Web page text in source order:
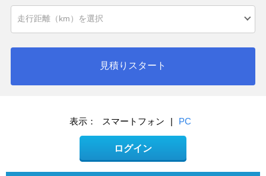
見積りスタート
表示： スマートフォン | PC
ログイン